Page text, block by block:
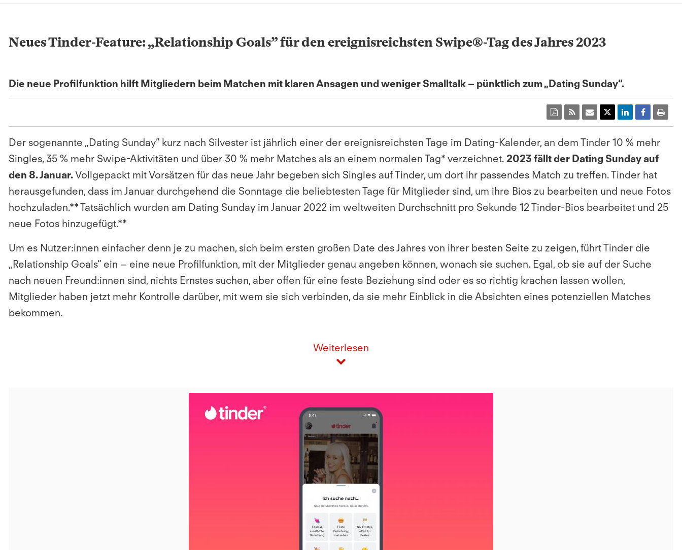
Neues Tinder-Feature: „Relationship Goals” für den ereignisreichsten Swipe®-Tag des Jahres 2023
Die neue Profilfunktion hilft Mitgliedern beim Matchen mit klaren Ansagen und weniger Smalltalk – pünktlich zum „Dating Sunday“.
Der sogenannte „Dating Sunday” kurz nach Silvester ist jährlich einer der ereignisreichsten Tage im Dating-Kalender, an dem Tinder 10 % mehr
Singles, 35 % mehr Swipe-Aktivitäten und über 30 % mehr Matches als an einem normalen Tag* verzeichnet. 2023 fällt der Dating Sunday auf
den 8. Januar.Vollgepackt mit Vorsätzen für das neue Jahr begeben sich Singles auf Tinder, um dort ihr passendes Match zu treffen. Tinder hat
herausgefunden, dass im Januar durchgehend die Sonntage die beliebtesten Tage für Mitglieder sind, um ihre Bios zu bearbeiten und neue Fotos
hochzuladen.** Tatsächlich wurden am Dating Sunday im Januar 2022 im weltweiten Durchschnitt pro Sekunde 12 Tinder-Bios bearbeitet und 25
neue Fotos hinzugefügt.**
Um es Nutzer:innen einfacher denn je zu machen, sich beim ersten großen Date des Jahres von ihrer besten Seite zu zeigen, führt Tinder die
„Relationship Goals“ ein – eine neue Profilfunktion, mit der Mitglieder genau angeben können, wonach sie suchen. Egal, ob sie auf der Suche
nach neuen Freund:innen sind, nichts Ernstes suchen, aber offen für eine feste Beziehung sind oder es so richtig krachen lassen wollen,
Mitglieder haben jetzt mehr Kontrolle darüber, mit wem sie sich verbinden, da sie mehr Einblick in die Absichten eines potenziellen Matches
bekommen.
Weiterlesen
View
File